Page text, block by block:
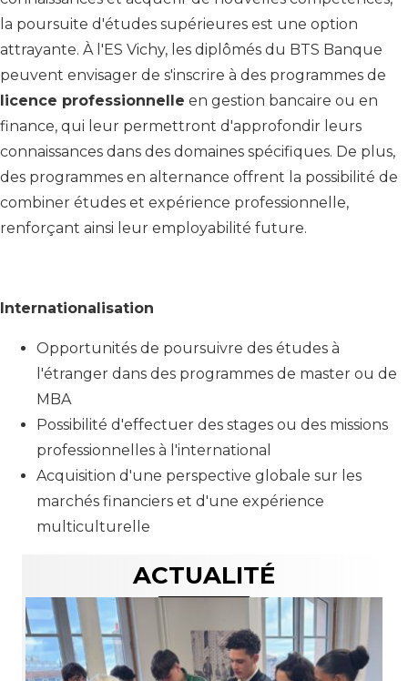
la poursuite d'études supérieures est une option
attrayante. À l'ES Vichy, les diplômés du BTS Banque
peuvent envisager de s'inscrire à des programmes de
licence professionnelle en gestion bancaire ou en
finance, qui leur permettront d'approfondir leurs
connaissances dans des domaines spécifiques. De plus,
des programmes en alternance offrent la possibilité de
combiner études et expérience professionnelle,
renforçant ainsi leur employabilité future.
Internationalisation
Opportunités de poursuivre des études à
l'étranger dans des programmes de master ou de
MBA
Possibilité d'effectuer des stages ou des missions
professionnelles à l'international
Acquisition d'une perspective globale sur les
marchés financiers et d'une expérience
multiculturelle
ACTUALITÉ